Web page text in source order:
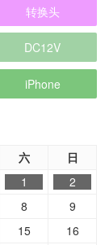
转换头
DC12V
iPhone
六 日
1
2
8
9
15
16